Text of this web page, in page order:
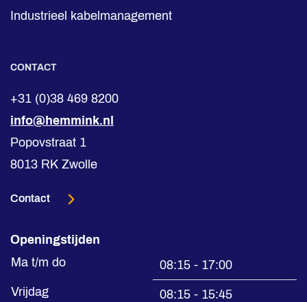
Industrieel kabelmanagement
CONTACT
+31 (0)38 469 8200
info@hemmink.nl
Popovstraat 1
8013 RK Zwolle
Contact
Openingstijden
Ma t/m do
08:15 - 17:00
Vrijdag
08:15 - 15:45